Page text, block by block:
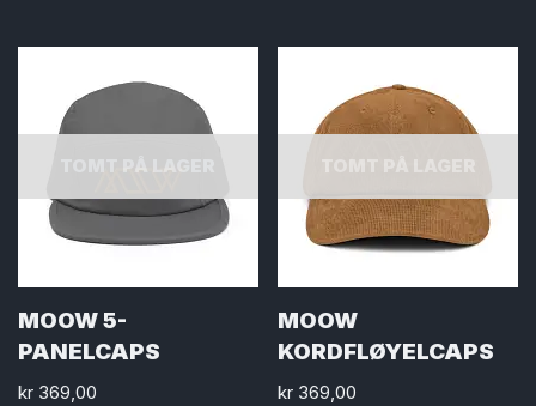
TOMT PÅ LAGER
MOOW 5-
PANELCAPS
kr 369,00
TOMT PÅ LAGER
MOOW
KORDFLØYELCAPS
kr 369,00